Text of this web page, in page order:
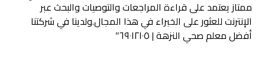
ممتاز يعتمد على قراءة المراجعات والتوصيات والبحث عبر
الإنترنت للعثور على الخبراء في هذا المجال.ولدينا في شركتنا
أفضل معلم صحي النزهة | ٦٩٠١٢١٠٥″